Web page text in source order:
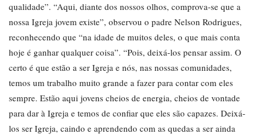
qualidade”. “Aqui, diante dos nossos olhos, comprova-se que a
nossa Igreja jovem existe”, observou o padre Nelson Rodrigues,
reconhecendo que “na idade de muitos deles, o que mais conta
hoje é ganhar qualquer coisa”. “Pois, deixá-los pensar assim. O
certo é que estão a ser Igreja e nós, nas nossas comunidades,
temos um trabalho muito grande a fazer para contar com eles
sempre. Estão aqui jovens cheios de energia, cheios de vontade
para dar à Igreja e temos de confiar que eles são capazes. Deixá-
los ser Igreja, caindo e aprendendo com as quedas a ser ainda